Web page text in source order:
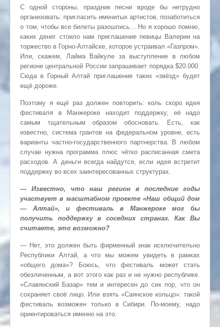
С одной стороны, праздник песни вроде бы нетрудно
организовать: пригласить именитых артистов, позаботиться
о том, чтобы все билеты разошлись… Но я хорошо помню,
каких денег стоило нам приглашение певицы Валерии на
торжество в Горно-Алтайске, которое устраивал «Газпром».
Или, скажем, Лайма Вайкуле за выступление в любом
регионе центральной России запрашивает порядка $20.000.
Сюда в Горный Алтай приглашение таких «звёзд» будет
ещё дороже.
Поэтому я ещё раз должен повторить: коль скоро идея
фестиваля в Манжероке находит поддержку, её надо
самым тщательным образом обосновать. Есть, как
известно, система грантов на федеральном уровне, есть
варианты частно-государственного партнерства. В любом
случае нужна программа плюс чётко расписанная смета
расходов. А деньги всегда найдутся, если идея встретит
поддержку во всех заинтересованных структурах.
— Известно, что наш регион в последние годы
участвует в масштабном проекте «Наш общий дом
— Алтай», и фестиваль в Манжероке мог бы
получить поддержку в соседних странах. Как Вы
считаете, это возможно?
— Нет, это должен быть фирменный знак исключительно
Республики Алтай, а что мы можем увидеть в рамках
«общего дома»? Боюсь, что фестиваль может стать
обезличенным, а вот этого как раз и не нужно республике.
«Славянский Базар» тем и интересен до сих пор, что он
сохраняет своё лицо. Или взять «Саянское кольцо»: такой
фестиваль возможен только в Сибири. По-моему, надо
ориентироваться именно на это.